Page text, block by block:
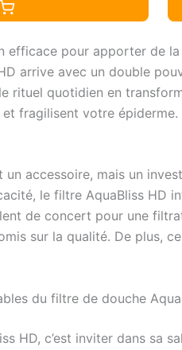
efficace pour apporter de
arrive avec un double
rituel quotidien en
fragilisent votre
un accessoire, mais un
le filtre AquaBliss HD
de concert pour une
sur la qualité. De plus,
du filtre de douche
HD, c’est inviter dans sa